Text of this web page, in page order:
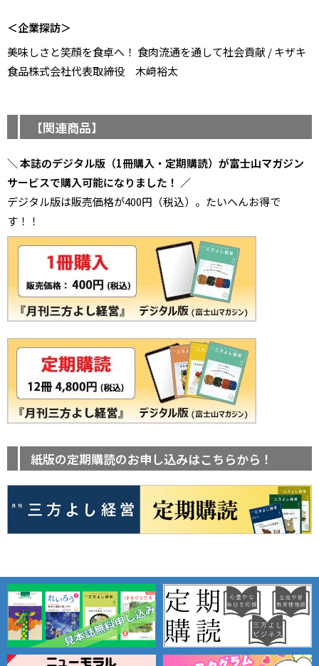
＜企業探訪＞
美味しさと笑顔を食卓へ！ 食肉流通を通して社会貢献 / キザキ
食品株式会社代表取締役 木﨑裕太
【関連商品】
＼ 本誌のデジタル版（1冊購入・定期購読）が富士山マガジン
サービスで購入可能になりました！ ／
デジタル版は販売価格が400円（税込）。たいへんお得で
す！！
紙版の定期購読のお申し込みはこちらから！